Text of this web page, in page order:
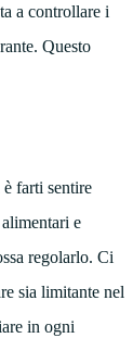
a controllare i
Questo
farti sentire
e
regolarlo. Ci
sia limitante nel
in ogni